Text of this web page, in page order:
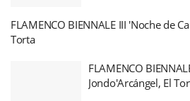
FLAMENCO BIENNALE III 'Noche de
Torta
FLAMENCO
Jondo'Arcángel, El